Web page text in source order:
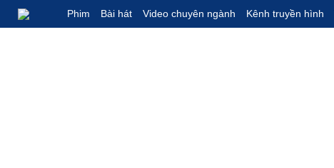
Phim Bài hát Video chuyên ngành Kênh truyền hình